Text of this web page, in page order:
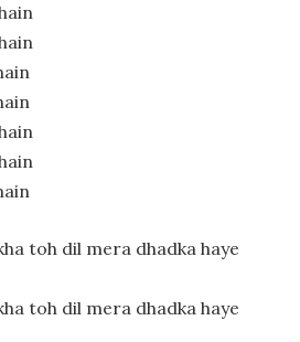
toh dil mera dhadka haye
toh dil mera dhadka haye